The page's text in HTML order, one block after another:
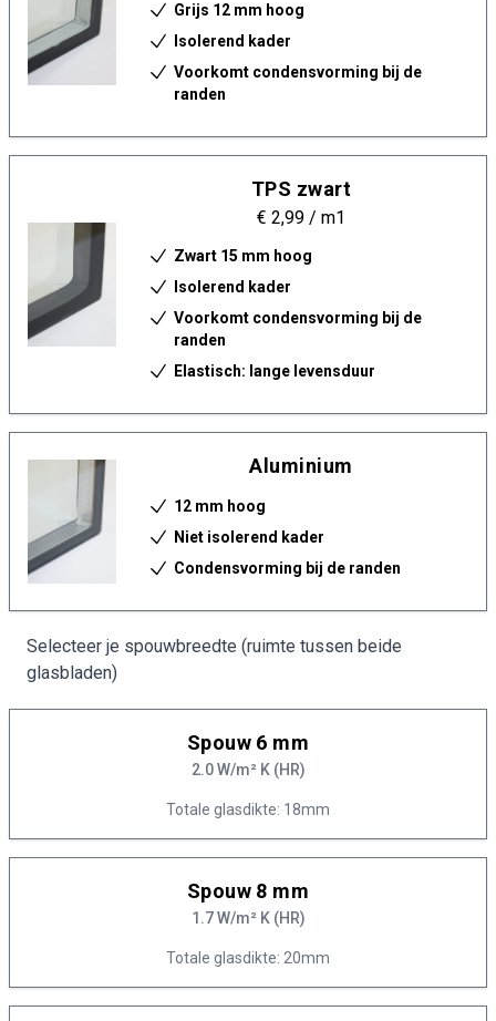
Grijs 12 mm hoog
Isolerend kader
Voorkomt condensvorming bij de
randen
TPS zwart
€ 2,99 / m1
Zwart 15 mm hoog
Isolerend kader
Voorkomt condensvorming bij de
randen
Elastisch: lange levensduur
Aluminium
12 mm hoog
Niet isolerend kader
Condensvorming bij de randen
Selecteer je spouwbreedte (ruimte tussen beide
glasbladen)
Spouw 6 mm
2.0 W/m² K (HR)
Totale glasdikte: 18mm
Spouw 8 mm
1.7 W/m² K (HR)
Totale glasdikte: 20mm